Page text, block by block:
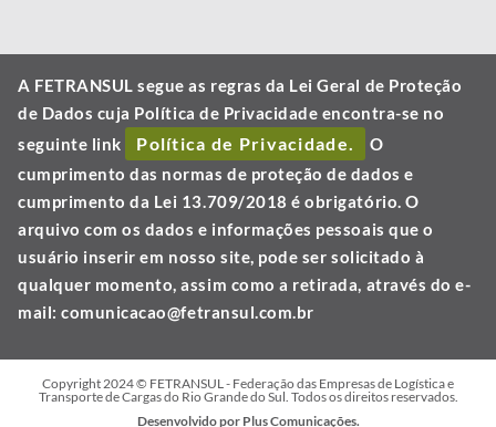
A FETRANSUL segue as regras da Lei Geral de Proteção
de Dados cuja Política de Privacidade encontra-se no
seguinte link
Política de Privacidade.
O
cumprimento das normas de proteção de dados e
cumprimento da Lei 13.709/2018 é obrigatório. O
arquivo com os dados e informações pessoais que o
usuário inserir em nosso site, pode ser solicitado à
qualquer momento, assim como a retirada, através do e-
mail:comunicacao@fetransul.com.br
Copyright 2024 © FETRANSUL - Federação das Empresas de Logística e
Transporte de Cargas do Rio Grande do Sul. Todos os direitos reservados.
Desenvolvido por Plus Comunicações.